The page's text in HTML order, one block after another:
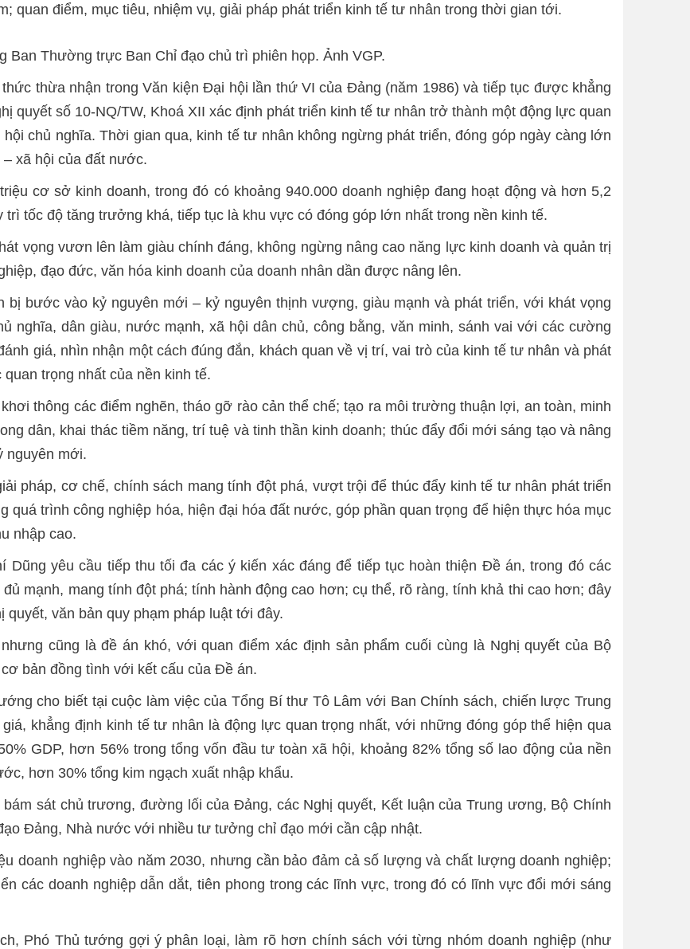
quan điểm, mục tiêu, nhiệm vụ, giải pháp phát triển kinh tế tư nhân trong thời gian tới.
Thường trực Ban Chỉ đạo chủ trì phiên họp. Ảnh VGP.
thừa nhận trong Văn kiện Đại hội lần thứ VI của Đảng (năm 1986) và tiếp tục được khẳng
quyết số 10-NQ/TW, Khoá XII xác định phát triển kinh tế tư nhân trở thành một động lực quan
chủ nghĩa. Thời gian qua, kinh tế tư nhân không ngừng phát triển, đóng góp ngày càng lớn
xã hội của đất nước.
cơ sở kinh doanh, trong đó có khoảng 940.000 doanh nghiệp đang hoạt động và hơn 5,2
tốc độ tăng trưởng khá, tiếp tục là khu vực có đóng góp lớn nhất trong nền kinh tế.
vọng vươn lên làm giàu chính đáng, không ngừng nâng cao năng lực kinh doanh và quản trị
đạo đức, văn hóa kinh doanh của doanh nhân dần được nâng lên.
bị bước vào kỷ nguyên mới – kỷ nguyên thịnh vượng, giàu mạnh và phát triển, với khát vọng
nghĩa, dân giàu, nước mạnh, xã hội dân chủ, công bằng, văn minh, sánh vai với các cường
giá, nhìn nhận một cách đúng đắn, khách quan về vị trí, vai trò của kinh tế tư nhân và phát
trọng nhất của nền kinh tế.
thông các điểm nghẽn, tháo gỡ rào cản thể chế; tạo ra môi trường thuận lợi, an toàn, minh
dân, khai thác tiềm năng, trí tuệ và tinh thần kinh doanh; thúc đẩy đổi mới sáng tạo và nâng
nguyên mới.
pháp, cơ chế, chính sách mang tính đột phá, vượt trội để thúc đẩy kinh tế tư nhân phát triển
quá trình công nghiệp hóa, hiện đại hóa đất nước, góp phần quan trọng để hiện thực hóa mục
nhập cao.
Dũng yêu cầu tiếp thu tối đa các ý kiến xác đáng để tiếp tục hoàn thiện Đề án, trong đó các
mạnh, mang tính đột phá; tính hành động cao hơn; cụ thể, rõ ràng, tính khả thi cao hơn; đây
văn bản quy phạm pháp luật tới đây.
cũng là đề án khó, với quan điểm xác định sản phẩm cuối cùng là Nghị quyết của Bộ
bản đồng tình với kết cấu của Đề án.
cho biết tại cuộc làm việc của Tổng Bí thư Tô Lâm với Ban Chính sách, chiến lược Trung
khẳng định kinh tế tư nhân là động lực quan trọng nhất, với những đóng góp thể hiện qua
GDP, hơn 56% trong tổng vốn đầu tư toàn xã hội, khoảng 82% tổng số lao động của nền
hơn 30% tổng kim ngạch xuất nhập khẩu.
sát chủ trương, đường lối của Đảng, các Nghị quyết, Kết luận của Trung ương, Bộ Chính
Đảng, Nhà nước với nhiều tư tưởng chỉ đạo mới cần cập nhật.
doanh nghiệp vào năm 2030, nhưng cần bảo đảm cả số lượng và chất lượng doanh nghiệp;
các doanh nghiệp dẫn dắt, tiên phong trong các lĩnh vực, trong đó có lĩnh vực đổi mới sáng
Phó Thủ tướng gợi ý phân loại, làm rõ hơn chính sách với từng nhóm doanh nghiệp (như